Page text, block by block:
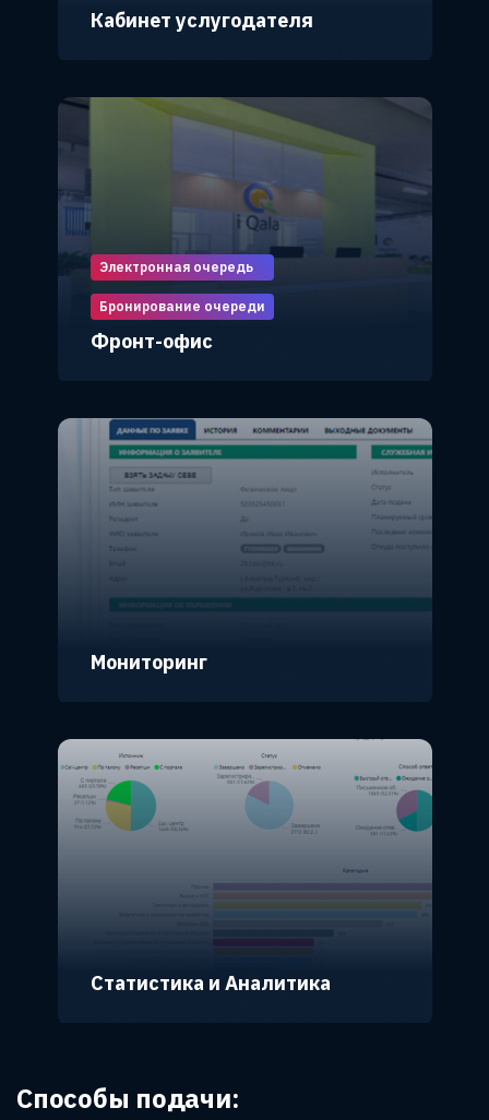
Кабинет услугодателя
Электронная очередь
Бронирование очереди
Фронт-офис
Мониторинг
Статистика и Аналитика
Способы подачи: